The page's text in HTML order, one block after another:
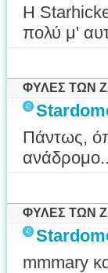
Η
πολύ μ'
ΦΥΛΕΣ ΤΩΝ
Πάντως,
ΦΥΛΕΣ ΤΩΝ
mmmary